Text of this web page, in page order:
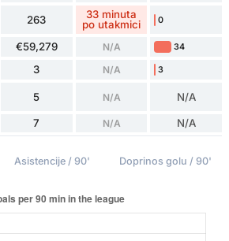
263
33 minuta
po utakmici
0
€59,279 N/A 34
3 N/A 3
5 N/A N/A
7 N/A N/A
Asistencije / 90' Doprinos golu / 90'